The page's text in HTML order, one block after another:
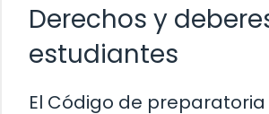
Derechos y
estudiantes
El Código de preparatoria